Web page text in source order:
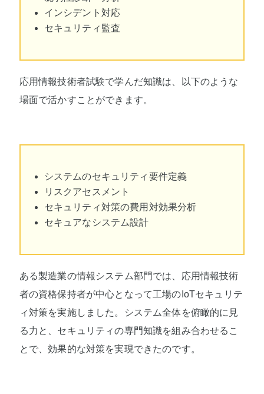
インシデント対応
セキュリティ監査
応用情報技術者試験で学んだ知識は、以下のような
場面で活かすことができます。
システムのセキュリティ要件定義
リスクアセスメント
セキュリティ対策の費用対効果分析
セキュアなシステム設計
ある製造業の情報システム部門では、応用情報技術
者の資格保持者が中心となって工場のIoTセキュリテ
ィ対策を実施しました。システム全体を俯瞰的に見
る力と、セキュリティの専門知識を組み合わせるこ
とで、効果的な対策を実現できたのです。